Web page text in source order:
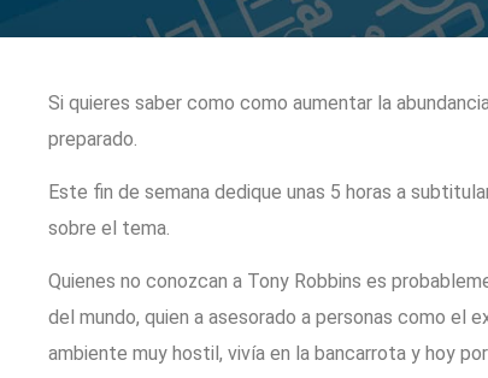
Si quieres saber como como aumentar la
preparado.
Este fin de semana dedique unas 5 horas a
sobre el tema.
Quienes no conozcan a Tony Robbins es
del mundo, quien a asesorado a personas como el
ambiente muy hostil, vivía en la bancarrota y hoy